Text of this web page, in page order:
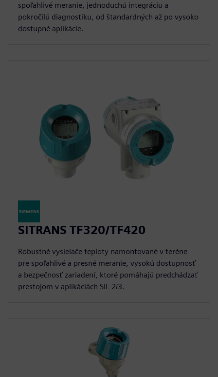
spoľahlivé meranie, jednoduchú integráciu a
pokročilú diagnostiku, od štandardných až po vysoko
dostupné aplikácie.
SITRANS TF320/TF420
Robustné vysielače teploty namontované v teréne
pre spoľahlivé a presné meranie, vysokú dostupnosť
a bezpečnosť zariadení, ktoré pomáhajú predchádzať
prestojom v aplikáciách SIL 2/3.